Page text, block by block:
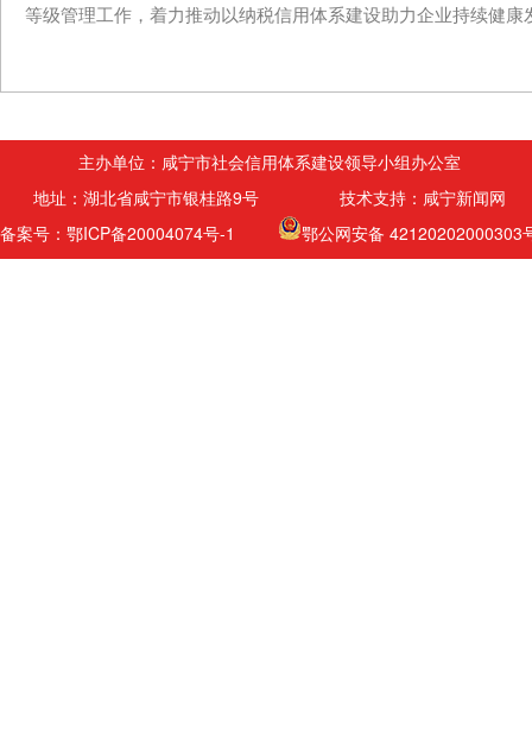
等级管理工作，着力推动以纳税信用体系建设助力企业持续健
主办单位：咸宁市社会信用体系建设领导小组办公室
地址：湖北省咸宁市银桂路9号 技术支持：咸宁新闻网
备案号：鄂ICP备20004074号-1
鄂公网安备 42120202000303